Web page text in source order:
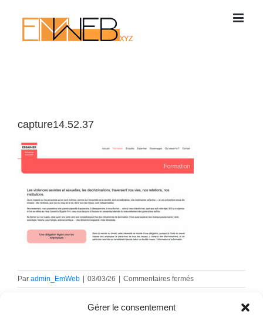
Gérer le consentement
contenu
capture14.52.37
Par admin_EmWeb | 03/03/26 | Commentaires ferméssur
capture14.52.37